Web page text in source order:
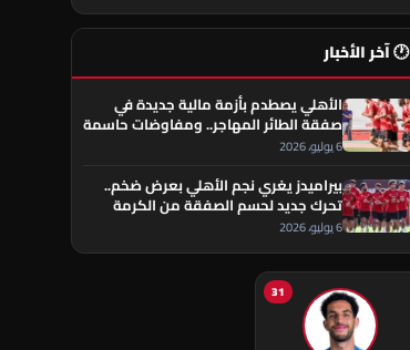
🕐 آخر الأخبار
الأهلي يصطدم بأزمة مالية جديدة في
صفقة الطائر المهاجر.. ومفاوضات حاسمة
تقترب من الحسم
6 يوليو، 2026
بيراميدز يغري نجم الأهلي بعرض ضخم..
تحرك جديد لحسم الصفقة من الكرمة
العراقي
6 يوليو، 2026
31